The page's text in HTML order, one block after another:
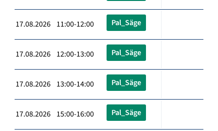
17.08.2026 11:00-12:00 Pal_Säge
17.08.2026 12:00-13:00 Pal_Säge
17.08.2026 13:00-14:00 Pal_Säge
17.08.2026 15:00-16:00 Pal_Säge